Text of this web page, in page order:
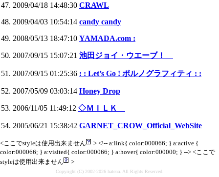
2009/04/18 14:48:30 CRAWL
2009/04/03 10:54:14 candy candy
2008/05/13 18:47:10 YAMADA.com :
2007/09/15 15:07:21 池田ジョイ・ウエーブ！
2007/09/15 01:25:36 : : Let’s Go ! ポルノグラフィティ : :
2007/05/09 03:03:14 Honey Drop
2006/11/05 11:49:12 ◇ＭＩＬＫ
2005/06/21 15:38:42 GARNET_CROW_Official_WebSite
<ここでstyleは使用出来ません
> <!-- a:link{ color:000066; } a:active {
color:000066; } a:visited{ color:000066; } a:hover{ color:000000; } --> <ここで
styleは使用出来ません
>
Copyright (C) 2002-2026 hatena. All Rights Reserved.